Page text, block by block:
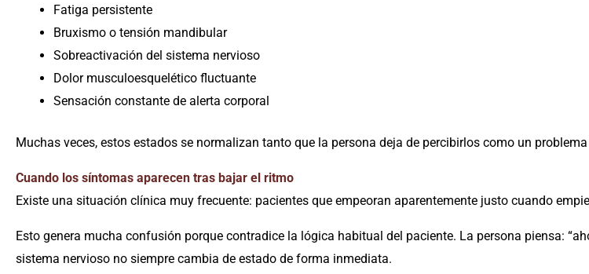
Fatiga persistente
Bruxismo o tensión mandibular
Sobreactivación del sistema nervioso
Dolor musculoesquelético fluctuante
Sensación constante de alerta corporal
Muchas veces, estos estados se normalizan tanto que la persona deja de percibirlos como un
Cuando los síntomas aparecen tras bajar el ritmo
Existe una situación clínica muy frecuente: pacientes que empeoran aparentemente justo cuando
Esto genera mucha confusión porque contradice la lógica habitual del paciente. La persona piensa:
sistema nervioso no siempre cambia de estado de forma inmediata.